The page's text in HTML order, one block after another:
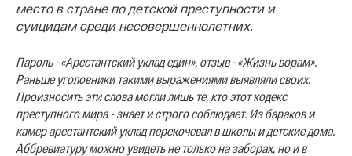
место в стране по детской преступности и
суицидам среди несовершеннолетних.
Пароль - «Арестантский уклад един», отзыв - «Жизнь ворам».
Раньше уголовники такими выражениями выявляли своих.
Произносить эти слова могли лишь те, кто этот кодекс
преступного мира - знает и строго соблюдает. Из бараков и
камер арестантский уклад перекочевал в школы и детские дома.
Аббревиатуру можно увидеть не только на заборах, но и в